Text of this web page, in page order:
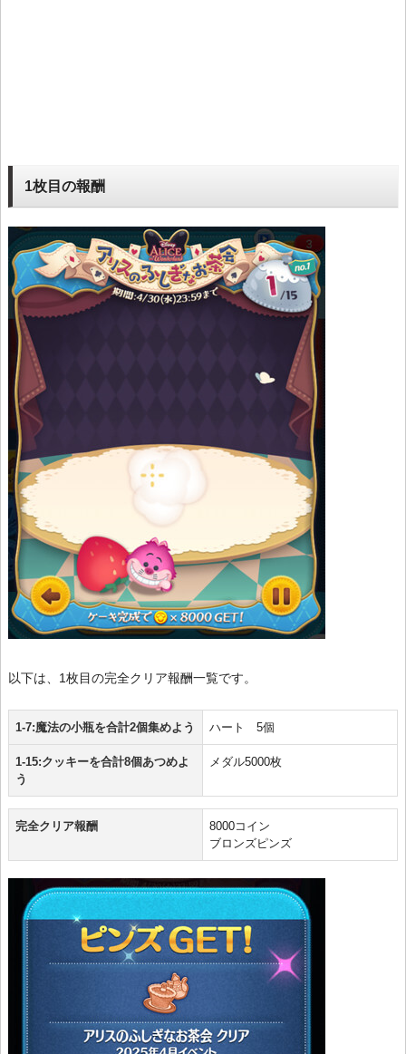
1枚目の報酬
以下は、1枚目の完全クリア報酬一覧です。
1-7:魔法の小瓶を合計2個集めよう ハート 5個
1-15:クッキーを合計8個あつめよ
う
メダル5000枚
完全クリア報酬
8000コイン
ブロンズピンズ